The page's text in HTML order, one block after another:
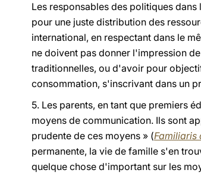
Les responsables des politiques
pour une juste distribution des
international, en respectant dans le
ne doivent pas donner l'impression
traditionnelles, ou d'avoir pour
consommation, s'inscrivant dans un
5. Les parents, en tant que premiers
moyens de communication. Ils sont
prudente de ces moyens » (Familiaris
permanente, la vie de famille s'en
quelque chose d'important sur les